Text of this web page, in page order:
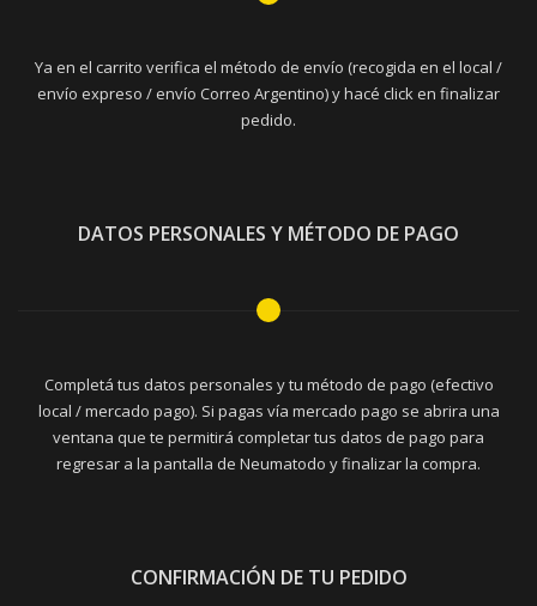
Ya en el carrito verifica el método de envío (recogida en el local /
envío expreso / envío Correo Argentino) y hacé click en finalizar
pedido.
DATOS PERSONALES Y MÉTODO DE PAGO
Completá tus datos personales y tu método de pago (efectivo
local / mercado pago). Si pagas vía mercado pago se abrira una
ventana que te permitirá completar tus datos de pago para
regresar a la pantalla de Neumatodo y finalizar la compra.
CONFIRMACIÓN DE TU PEDIDO